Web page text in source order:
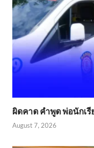
ผิดคาด คำพูด พ่อนักเรี
August 7, 2026